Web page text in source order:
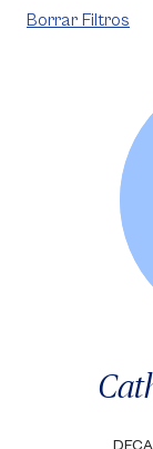
Borrar Filtros